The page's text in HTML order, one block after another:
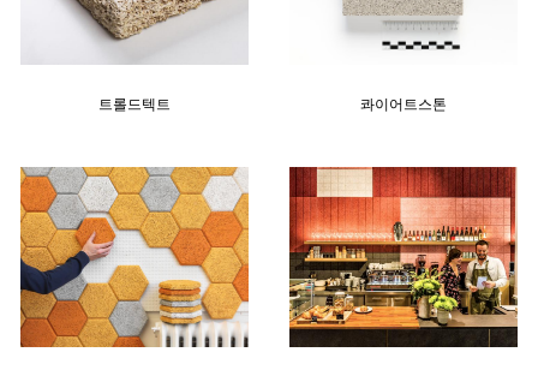
트롤드텍트 콰이어트스톤